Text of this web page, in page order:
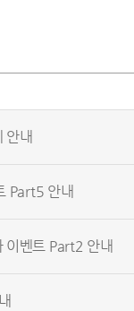
안내
Part5 안내
이벤트 Part2 안내